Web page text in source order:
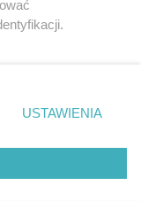
prywatności
zgody
się takiemu
tylko
USTAWIENIA